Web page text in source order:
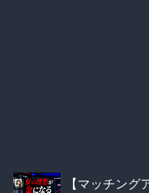
【マッチン